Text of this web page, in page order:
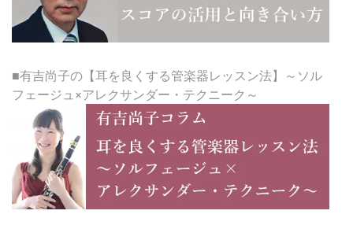
■有吉尚子の【耳を良くする管楽器レッスン法】～ソル
フェージュ×アレクサンダー・テクニーク～